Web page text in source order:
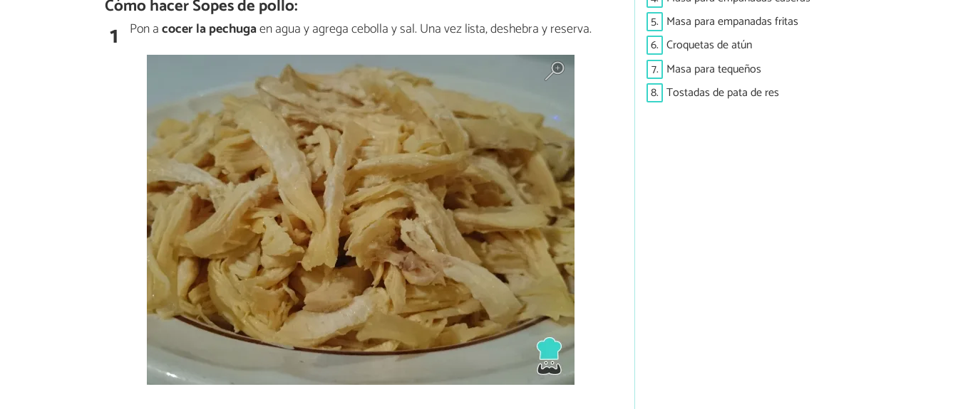
Cómo hacer Sopes de pollo:
1 Pon acocer la pechugaen agua y agrega cebolla y sal. Una vez lista, deshebra y reserva.
5. Masa para empanadas fritas
6. Croquetas de atún
7. Masa para tequeños
8. Tostadas de pata de res